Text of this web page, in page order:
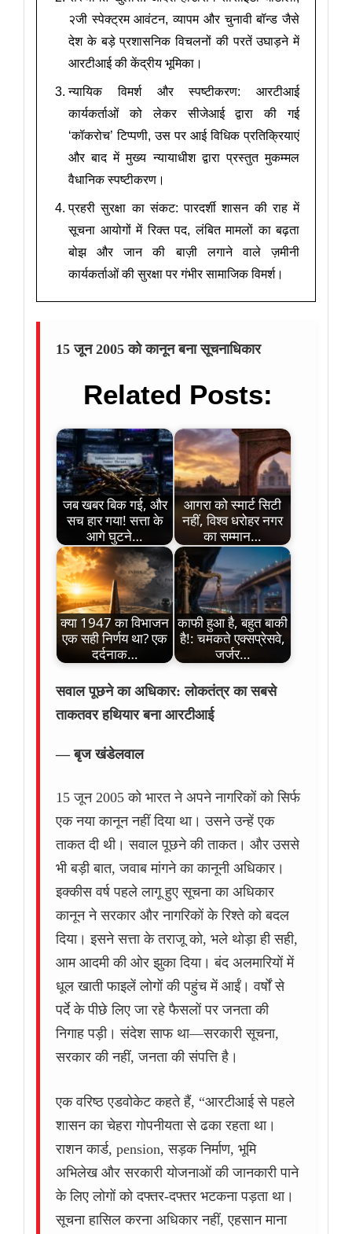
२जी स्पेक्ट्रम आवंटन, व्यापम और चुनावी बॉन्ड जैसे
देश के बड़े प्रशासनिक विचलनों की परतें उघाड़ने में
आरटीआई की केंद्रीय भूमिका।
न्यायिक विमर्श और स्पष्टीकरण: आरटीआई
कार्यकर्ताओं को लेकर सीजेआई द्वारा की गई
‘कॉकरोच’ टिप्पणी, उस पर आई विधिक प्रतिक्रियाएं
और बाद में मुख्य न्यायाधीश द्वारा प्रस्तुत मुकम्मल
वैधानिक स्पष्टीकरण।
प्रहरी सुरक्षा का संकट: पारदर्शी शासन की राह में
सूचना आयोगों में रिक्त पद, लंबित मामलों का बढ़ता
बोझ और जान की बाज़ी लगाने वाले ज़मीनी
कार्यकर्ताओं की सुरक्षा पर गंभीर सामाजिक विमर्श।
15 जून 2005 को कानून बना सूचनाधिकार
Related Posts:
जब खबर बिक गई, और
सच हार गया! सत्ता के
आगे घुटने…
आगरा को स्मार्ट सिटी
नहीं, विश्व धरोहर नगर
का सम्मान…
क्या 1947 का विभाजन
एक सही निर्णय था? एक
दर्दनाक…
काफी हुआ है, बहुत बाकी
है!: चमकते एक्सप्रेसवे,
जर्जर…
सवाल पूछने का अधिकार: लोकतंत्र का सबसे
ताकतवर हथियार बना आरटीआई
— बृज खंडेलवाल
15 जून 2005 को भारत ने अपने नागरिकों को सिर्फ
एक नया कानून नहीं दिया था। उसने उन्हें एक
ताकत दी थी। सवाल पूछने की ताकत। और उससे
भी बड़ी बात, जवाब मांगने का कानूनी अधिकार।
इक्कीस वर्ष पहले लागू हुए सूचना का अधिकार
कानून ने सरकार और नागरिकों के रिश्ते को बदल
दिया। इसने सत्ता के तराजू को, भले थोड़ा ही सही,
आम आदमी की ओर झुका दिया। बंद अलमारियों में
धूल खाती फाइलें लोगों की पहुंच में आईं। वर्षों से
पर्दे के पीछे लिए जा रहे फैसलों पर जनता की
निगाह पड़ी। संदेश साफ था—सरकारी सूचना,
सरकार की नहीं, जनता की संपत्ति है।
एक वरिष्ठ एडवोकेट कहते हैं, “आरटीआई से पहले
शासन का चेहरा गोपनीयता से ढका रहता था।
राशन कार्ड, pension, सड़क निर्माण, भूमि
अभिलेख और सरकारी योजनाओं की जानकारी पाने
के लिए लोगों को दफ्तर-दफ्तर भटकना पड़ता था।
सूचना हासिल करना अधिकार नहीं, एहसान माना